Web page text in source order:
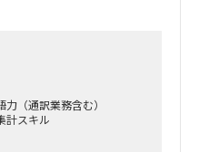
（通訳業務含む）
計スキル